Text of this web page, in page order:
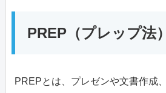
PREP（プレップ法
PREPとは、プレゼンや文書作成